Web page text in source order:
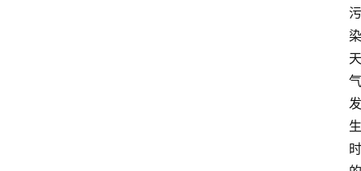
污
染
天
气
发
生
时